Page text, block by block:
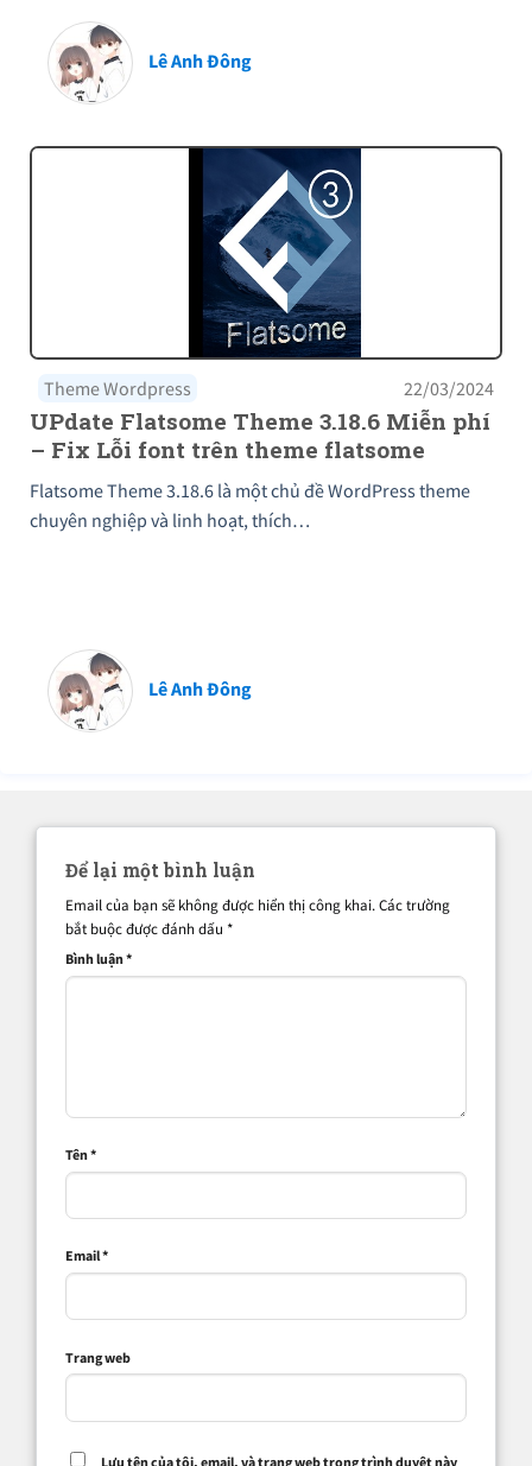
Lê Anh Đông
Theme Wordpress 22/03/2024
UPdate Flatsome Theme 3.18.6 Miễn phí
– Fix Lỗi font trên theme flatsome
Flatsome Theme 3.18.6 là một chủ đề WordPress theme
chuyên nghiệp và linh hoạt, thích…
Lê Anh Đông
Để lại một bình luận
Email của bạn sẽ không được hiển thị công khai.Các trường
bắt buộc được đánh dấu *
Bình luận*
Tên*
Email*
Trang web
Lưu tên của tôi, email, và trang web trong trình duyệt này